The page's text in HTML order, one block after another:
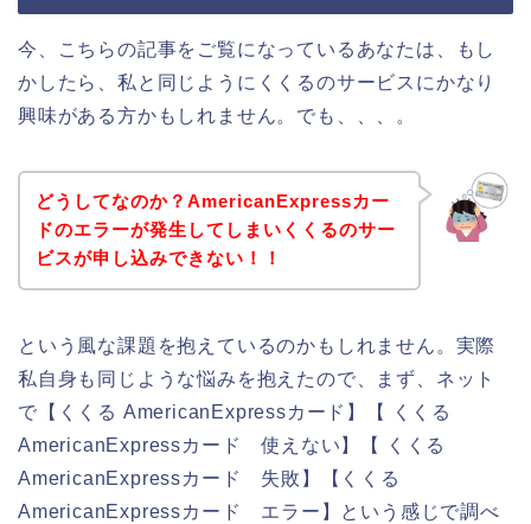
今、こちらの記事をご覧になっているあなたは、もし
かしたら、私と同じようにくくるのサービスにかなり
興味がある方かもしれません。でも、、、。
どうしてなのか？AmericanExpressカー
ドのエラーが発生してしまいくくるのサー
ビスが申し込みできない！！
という風な課題を抱えているのかもしれません。実際
私自身も同じような悩みを抱えたので、まず、ネット
で【くくる AmericanExpressカード】【 くくる
AmericanExpressカード 使えない】【 くくる
AmericanExpressカード 失敗】【くくる
AmericanExpressカード エラー】という感じで調べ